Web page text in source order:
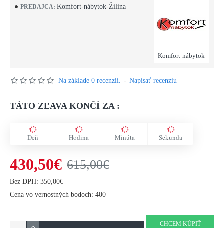
PREDAJCA: Komfort-nábytok-Žilina
Komfort-nábytok
Na základe 0 recenzií. - Napísať recenziu
TÁTO ZĽAVA KONČÍ ZA :
Deň Hodina Minúta Sekunda
430,50€ 615,00€
Bez DPH: 350,00€
Cena vo vernostných bodoch: 400
CHCEM KÚPIŤ